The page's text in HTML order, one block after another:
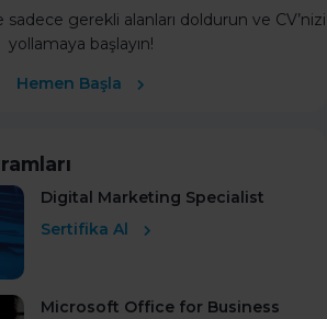
sadece gerekli alanları doldurun ve CV’nizi
yollamaya başlayın!
Hemen Başla
Digital Marketing Specialist
Sertifika Al
Microsoft Office for Business